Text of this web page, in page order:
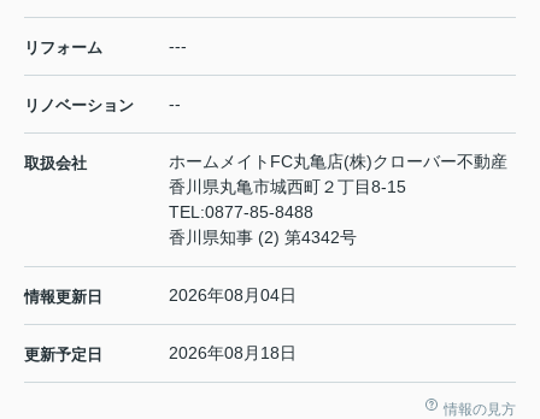
リフォーム ---
リノベーション --
取扱会社
ホームメイトFC丸亀店(株)クローバー不動産
香川県丸亀市城西町２丁目8-15
TEL:0877-85-8488
香川県知事 (2) 第4342号
情報更新日 2026年08月04日
更新予定日 2026年08月18日
情報の見方